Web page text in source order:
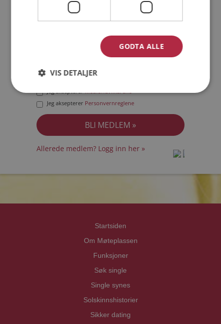
Jeg akseptererMedlemsvilkårene
Jeg aksepterer Personvernreglene
Allerede medlem? Logg inn her »
Startsiden
Om Møteplassen
Funksjoner
Søk single
Single synes
Solskinnshistorier
Sikker dating
GODTA ALLE
VIS DETALJER